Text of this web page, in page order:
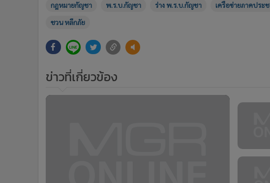
กฎหมายกัญชา พ.ร.บ.กัญชา ร่าง พ.ร.บ.กัญชา
เครือข่ายภาคปร
ชวน หลีกภัย
ข่าวที่เกี่ยวข้อง